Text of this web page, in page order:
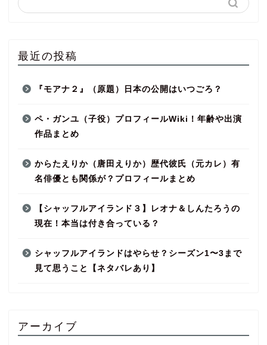
最近の投稿
『モアナ２』（原題）日本の公開はいつごろ？
ペ・ガンユ（子役）プロフィールWiki！年齢や出演
作品まとめ
からたえりか（唐田えりか）歴代彼氏（元カレ）有
名俳優とも関係が？プロフィールまとめ
【シャッフルアイランド３】レオナ＆しんたろうの
現在！本当は付き合っている？
シャッフルアイランドはやらせ？シーズン1〜3まで
見て思うこと【ネタバレあり】
アーカイブ